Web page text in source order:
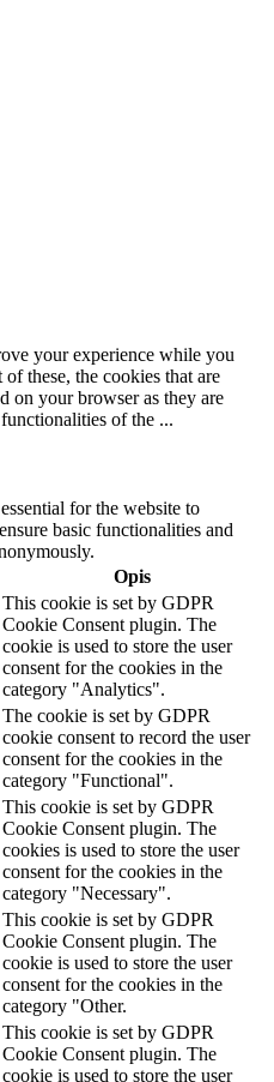
your experience while you
these, the cookies that are
on your browser as they are
of the ...
for the website to
basic functionalities and
Opis
This cookie is set by GDPR
Cookie Consent plugin. The
cookie is used to store the user
consent for the cookies in the
category "Analytics".
The cookie is set by GDPR
cookie consent to record the user
consent for the cookies in the
category "Functional".
This cookie is set by GDPR
Cookie Consent plugin. The
cookies is used to store the user
consent for the cookies in the
category "Necessary".
This cookie is set by GDPR
Cookie Consent plugin. The
cookie is used to store the user
consent for the cookies in the
category "Other.
This cookie is set by GDPR
Cookie Consent plugin. The
cookie is used to store the user